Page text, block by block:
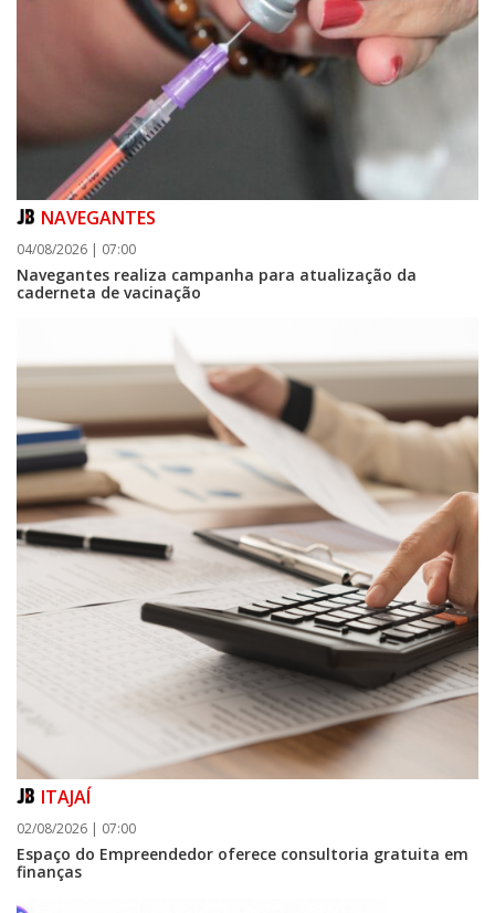
NAVEGANTES
04/08/2026 | 07:00
Navegantes realiza campanha para atualização da
caderneta de vacinação
ITAJAÍ
02/08/2026 | 07:00
Espaço do Empreendedor oferece consultoria gratuita em
finanças